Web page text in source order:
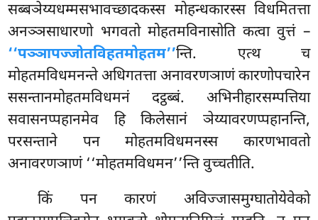
सब्बञेय्यधम्मसभावच्छादकस्स मोहन्धकारस्स विधमितत्ता
अनञ्ञसाधारणो भगवतो मोहतमविनासोति कत्वा वुत्तं –
‘‘पञ्ञापज्जोतविहतमोहतम’’न्ति. एत्थ च
मोहतमविधमनन्ते अधिगतत्ता अनावरणञाणं कारणोपचारेन
ससन्तानमोहतमविधमनं दट्ठब्बं. अभिनीहारसम्पत्तिया
सवासनप्पहानमेव हि किलेसानं ञेय्यावरणप्पहानन्ति,
परसन्ताने पन मोहतमविधमनस्स कारणभावतो
अनावरणञाणं ‘‘मोहतमविधमन’’न्ति वुच्चतीति.
किं पन कारणं अविज्जासमुग्घातोयेवेको